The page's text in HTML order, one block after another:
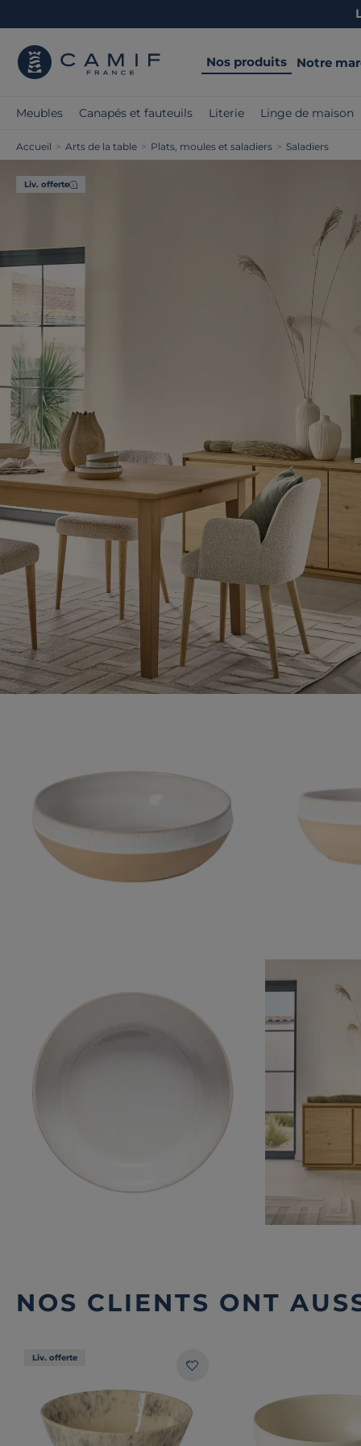
Nos produits Notre
Meubles Canapés et fauteuils Literie Linge de maison
Accueil > Arts de la table > Plats, moules et saladiers > Saladiers
Liv. offerte
NOS CLIENTS ONT
Liv. offerte